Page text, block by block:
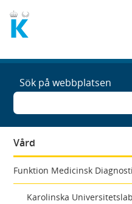
Sök på webbplatsen
Vård
Funktion Medicinsk
Karolinska